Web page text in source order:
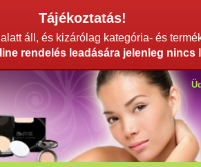
Tájékoztatás!
áll, és kizárólag kategória- és
rendelés leadására jelenleg nincs